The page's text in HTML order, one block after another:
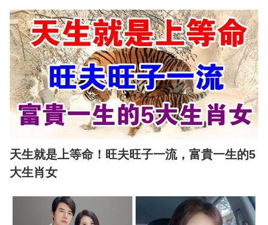
天生就是上等命！旺夫旺子一流，富貴一生的5
大生肖女